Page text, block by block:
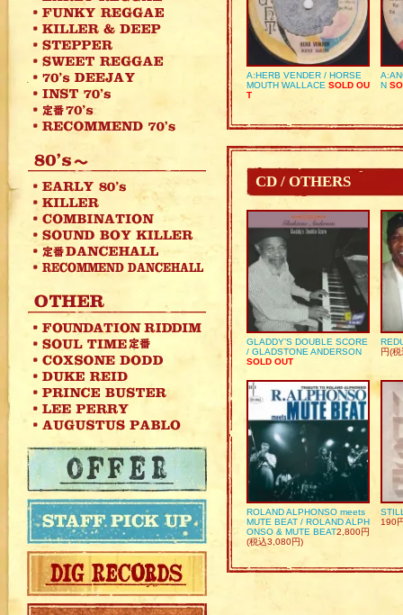
A:HERB VENDER / HORSE
MOUTH WALLACE SOLD OU
T
N
CD / OTHERS
GLADDY’S DOUBLE SCORE
/ GLADSTONE ANDERSON
SOLD OUT
円(
ROLAND ALPHONSO meets
MUTE BEAT / ROLAND ALPH
ONSO & MUTE BEAT2,800円
(税込3,080円)
190